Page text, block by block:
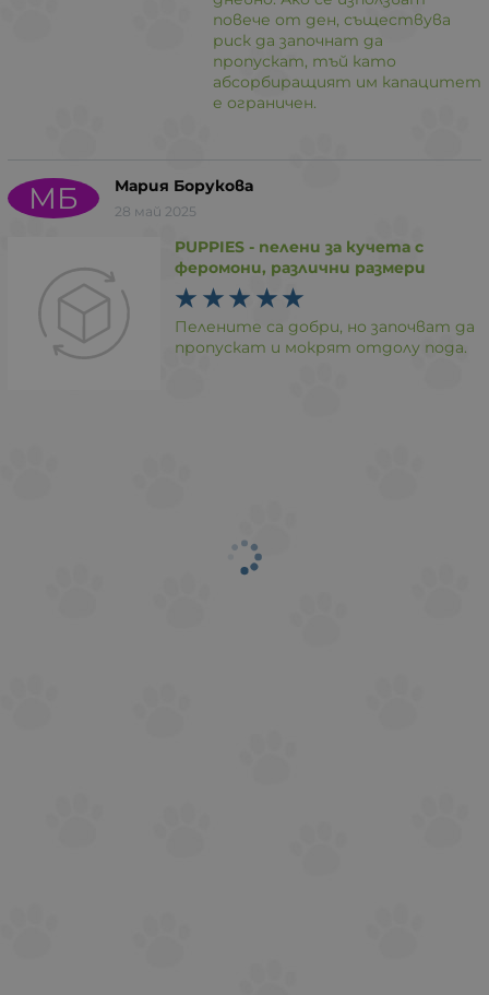
повече от ден, съществува
риск да започнат да
пропускат, тъй като
абсорбиращият им капацитет
е ограничен.
МБ Мария Борукова
28 май 2025
PUPPIES - пелени за кучета с
феромони, различни размери
Пелените са добри, но започват да
пропускат и мокрят отдолу пода.